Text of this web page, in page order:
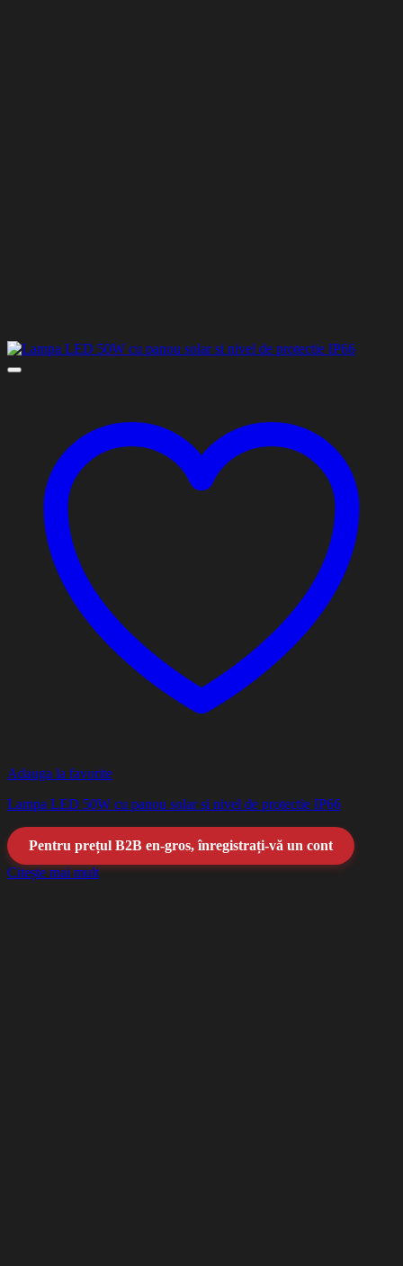
Adauga la favorite
Lampa LED 50W cu panou solar si nivel de protectie IP66
Pentru prețul B2B en-gros, înregistrați-vă un cont
Citește mai mult